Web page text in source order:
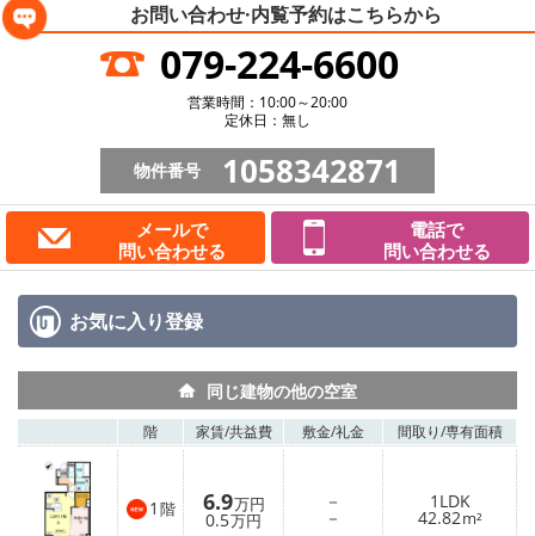
お問い合わせ·内覧予約はこちらから
079-224-6600
営業時間：10:00～20:00
定休日：無し
物件番号 1058342871
メールで
問い合わせる
電話で
問い合わせる
お気に入り登録
同じ建物の他の空室
階 家賃/共益費 敷金/礼金 間取り/専有面積
1 階 6.9万円
0.5万円
－
－
1LDK
42.82m²